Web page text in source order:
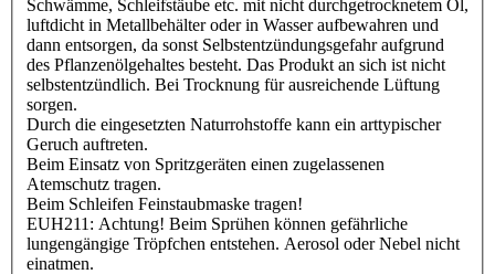
Schwämme, Schleifstäube etc. mit nicht durchgetrocknetem Öl,
luftdicht in Metallbehälter oder in Wasser aufbewahren und
dann entsorgen, da sonst Selbstentzündungsgefahr aufgrund
des Pflanzenölgehaltes besteht. Das Produkt an sich ist nicht
selbstentzündlich. Bei Trocknung für ausreichende Lüftung
sorgen.
Durch die eingesetzten Naturrohstoffe kann ein arttypischer
Geruch auftreten.
Beim Einsatz von Spritzgeräten einen zugelassenen
Atemschutz tragen.
Beim Schleifen Feinstaubmaske tragen!
EUH211: Achtung! Beim Sprühen können gefährliche
lungengängige Tröpfchen entstehen. Aerosol oder Nebel nicht
einatmen.